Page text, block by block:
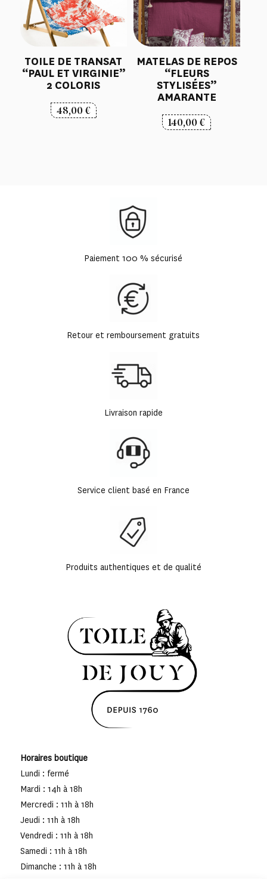
TOILE DE TRANSAT
“PAUL ET VIRGINIE”
2 COLORIS
48,00€
MATELAS DE REPOS
“FLEURS
STYLISÉES”
AMARANTE
140,00€
Paiement 100 % sécurisé
Retour et remboursement gratuits
Livraison rapide
Service client basé en France
Produits authentiques et de qualité
Horaires boutique
Lundi : fermé
Mardi : 14h à 18h
Mercredi : 11h à 18h
Jeudi : 11h à 18h
Vendredi : 11h à 18h
Samedi : 11h à 18h
Dimanche : 11h à 18h